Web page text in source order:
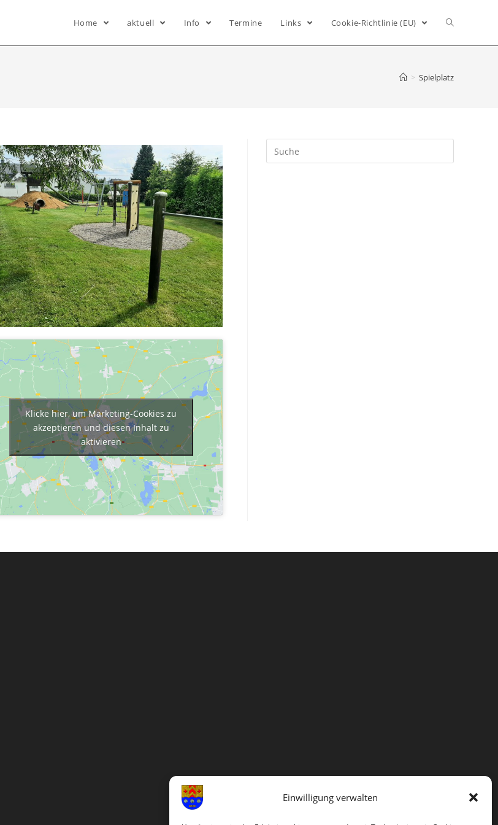
Einwilligung verwalten
Home aktuell Info Termine Links Cookie-Richtlinie (EU)
> Spielplatz
Klicke hier, um Marketing-Cookies zu
akzeptieren und diesen Inhalt zu
aktivieren